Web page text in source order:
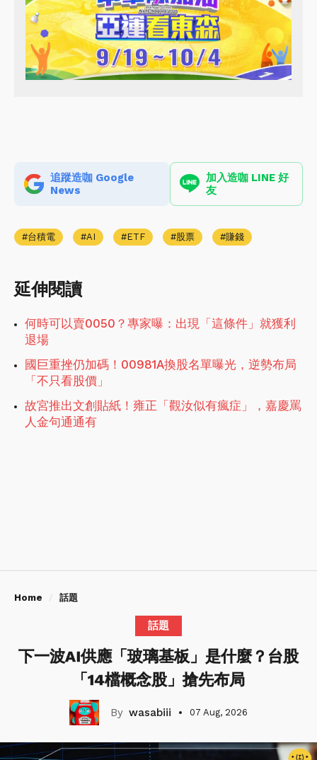
追蹤造咖 Google
News
加入造咖 LINE 好
友
台積電 AI ETF 股票 賺錢
延伸閱讀
何時可以賣0050？專家曝：出現「這條件」就獲利
退場
國巨重挫仍加碼！00981A換股名單曝光，逆勢布局
「不只看股價」
故宮推出文創貼紙！雍正「觀汝似有瘋症」，嘉慶罵
人金句通通有
Home 話題
話題
下一波AI供應「玻璃基板」是什麼？台股
「14檔概念股」搶先布局
wasabiii 07 Aug, 2026